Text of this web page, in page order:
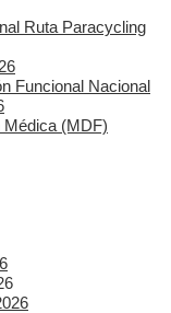
Ruta Paracycling
Funcional Nacional
Médica (MDF)